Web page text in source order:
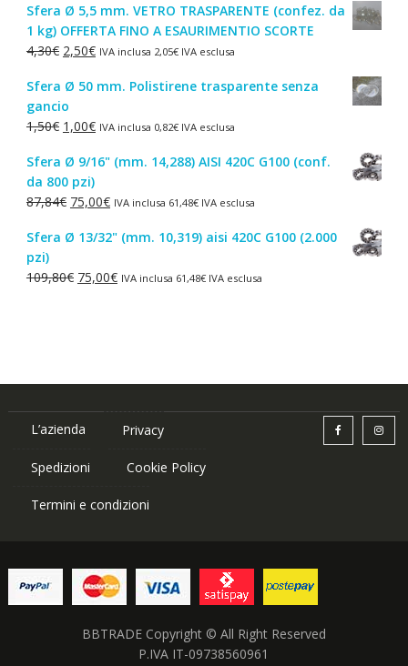
originale
era:
44,52€.
attuale
è:
38,00€.
Sfera Ø 5,5 mm. VETRO TRASPARENTE (confez. da
1 kg) OFFERTA FINO A ESAURIMENTIO SCORTE
4,30€ Il
originale
era:
4,30€.
2,50€Il
attuale
2,50€.
IVA inclusa 2,05€IVA esclusa
Sfera Ø 50 mm. Polistirene trasparente senza
gancio
1,50€ Il
originale
era:
1,50€.
1,00€Il
attuale
è:
1,00€.
IVA inclusa 0,82€IVA esclusa
Sfera Ø 9/16" (mm. 14,288) AISI 420C G100 (conf.
da 800 pzi)
87,84€ Il
originale
87,84€.
75,00€Il
attuale
75,00€.
IVA inclusa 61,48€IVA esclusa
Sfera Ø 13/32" (mm. 10,319) aisi 420C G100 (2.000
pzi)
109,80€ Il
75,00€IlIVA inclusa 61,48€IVA esclusa
L’azienda Privacy
Spedizioni Cookie Policy
Termini e condizioni
BBTRADE Copyright © All Right Reserved
P.IVA IT-09738560961